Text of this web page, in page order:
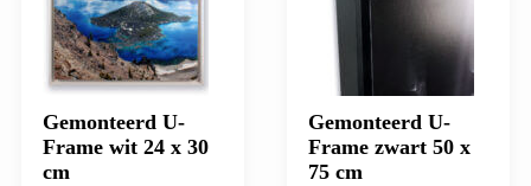
Gemonteerd U-
Frame wit 24 x 30
cm
Gemonteerd U-
Frame zwart 50 x
75 cm